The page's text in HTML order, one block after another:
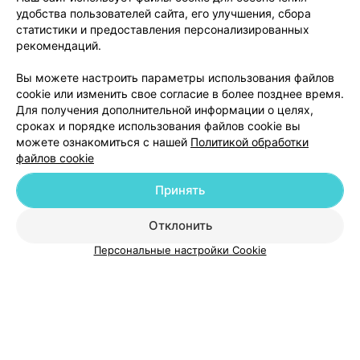
Минск, ул. Берута, 3Б до 18:00
Добавить компанию
удобства пользователей сайта, его улучшения, сбора
статистики и предоставления персонализированных
рекомендаций.
Вы можете настроить параметры использования файлов
cookie или изменить свое согласие в более позднее время.
Для получения дополнительной информации о целях,
сроках и порядке использования файлов cookie вы
можете ознакомиться с нашей Политикой обработки
файлов cookie
Отклонить
Принять
Персональные настройки Cookie